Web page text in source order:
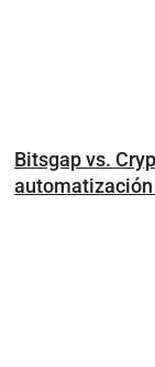
Bitsgap vs.
automatización